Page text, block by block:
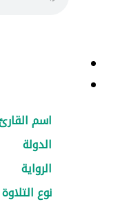
اسم
الدولة
الرواية
نوع التلاوة